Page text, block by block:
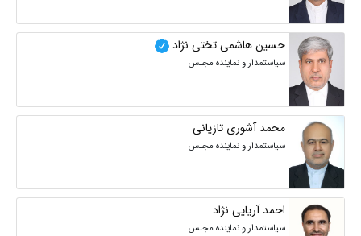
حسین هاشمی تختی نژاد
سیاستمدار و نماینده مجلس
محمد آشوری تازیانی
سیاستمدار و نماینده مجلس
احمد آریایی نژاد
سیاستمدار و نماینده مجلس